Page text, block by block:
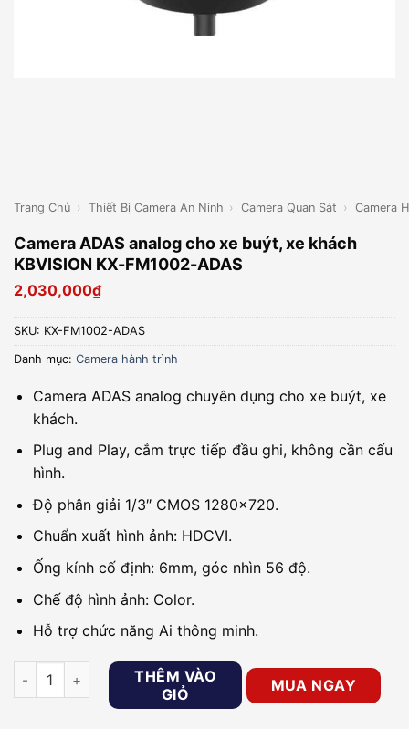
Trang Chủ › Thiết Bị Camera An Ninh › Camera Quan Sát › Camera
Camera ADAS analog cho xe buýt, xe khách
KBVISION KX-FM1002-ADAS
2,030,000₫
SKU: KX-FM1002-ADAS
Danh mục: Camera hành trình
Camera ADAS analog chuyên dụng cho xe buýt, xe
khách.
Plug and Play, cắm trực tiếp đầu ghi, không cần cấu
hình.
Độ phân giải 1/3″ CMOS 1280×720.
Chuẩn xuất hình ảnh: HDCVI.
Ống kính cố định: 6mm, góc nhìn 56 độ.
Chế độ hình ảnh: Color.
Hỗ trợ chức năng Ai thông minh.
Camera ADAS analog cho xe buýt, xe khách KBVISION KX-
THÊM VÀO
GIỎ
MUA NGAY